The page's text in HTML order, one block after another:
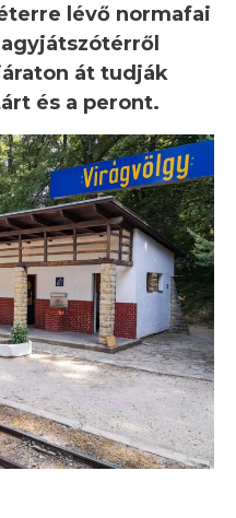
lévő normafai
át tudják
és a peront.